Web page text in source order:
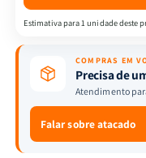
Estimativa para 1 unidade deste
COMPRAS EM
Precisa de
Atendimento
Falar sobre atacado